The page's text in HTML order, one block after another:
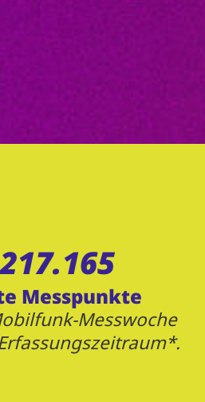
Messpunkte
Messwoche